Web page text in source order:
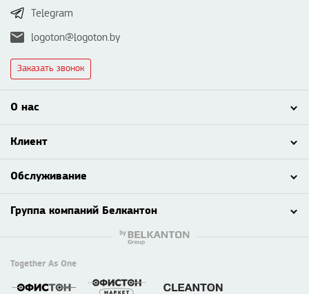
Telegram
logoton@logoton.by
Заказать звонок
О нас
Клиент
Обслуживание
Группа компаний Белкантон
Together As One